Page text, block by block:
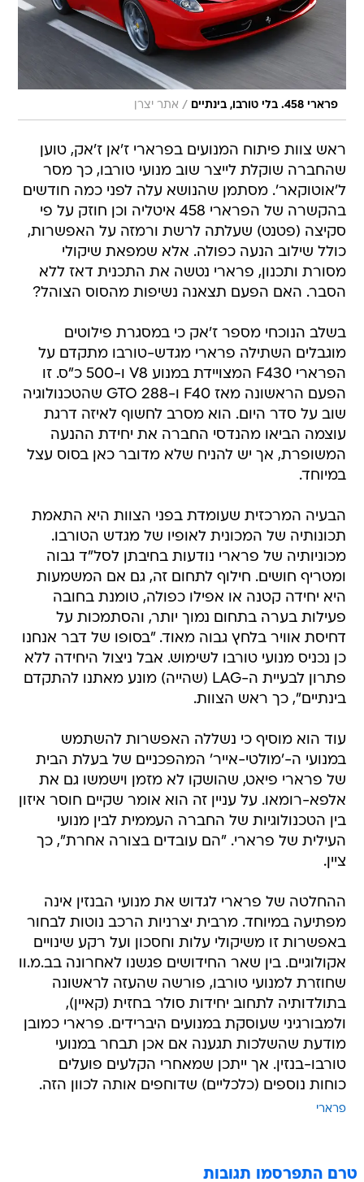
פרארי 458. בלי טורבו, בינתיים / אתר יצרן
ראש צוות פיתוח המנועים בפרארי ז'אן ז'אק, טוען
שהחברה שוקלת לייצר שוב מנועי טורבו, כך מסר
ל'אוטוקאר'. מסתמן שהנושא עלה לפני כמה חודשים
בהקשרה של הפרארי 458 איטליה וכן חוזק על פי
סקיצה (פטנט) שעלתה לרשת ורמזה על האפשרות,
כולל שילוב הנעה כפולה. אלא שמפאת שיקולי
מסורת ותכנון, פרארי נטשה את התכנית דאז ללא
הסבר. האם הפעם תצאנה נשיפות מהסוס הצוהל?
בשלב הנוכחי מספר ז'אק כי במסגרת פילוטים
מוגבלים השתילה פרארי מגדש-טורבו מתקדם על
הפרארי F430 המצויידת במנוע V8 ו-500 כ"ס. זו
הפעם הראשונה מאז F40 ו-288 GTO שהטכנולוגיה
שוב על סדר היום. הוא מסרב לחשוף לאיזה דרגת
עוצמה הביאו מהנדסי החברה את יחידת ההנעה
המשופרת, אך יש להניח שלא מדובר כאן בסוס עצל
במיוחד.
הבעיה המרכזית שעומדת בפני הצוות היא התאמת
תכונותיה של המכונית לאופיו של מגדש הטורבו.
מכוניותיה של פרארי נודעות בחיבתן לסל"ד גבוה
ומטריף חושים. חילוף לתחום זה, גם אם המשמעות
היא יחידה קטנה או אפילו כפולה, טומנת בחובה
פעילות בערה בתחום נמוך יותר, והסתמכות על
דחיסת אוויר בלחץ גבוה מאוד. "בסופו של דבר אנחנו
כן נכניס מנועי טורבו לשימוש. אבל ניצול היחידה ללא
פתרון לבעיית ה-LAG (שהייה) מונע מאתנו להתקדם
בינתיים", כך ראש הצוות.
עוד הוא מוסיף כי נשללה האפשרות להשתמש
במנועי ה-'מולטי-אייר' המהפכניים של בעלת הבית
של פרארי פיאט, שהושקו לא מזמן וישמשו גם את
אלפא-רומאו. על עניין זה הוא אומר שקיים חוסר איזון
בין הטכנולוגיות של החברה העממית לבין מנועי
העילית של פרארי. "הם עובדים בצורה אחרת", כך
ציין.
ההחלטה של פרארי לגדוש את מנועי הבנזין אינה
מפתיעה במיוחד. מרבית יצרניות הרכב נוטות לבחור
באפשרות זו משיקולי עלות וחסכון ועל רקע שינויים
אקולוגיים. בין שאר החידושים פגשנו לאחרונה בב.מ.וו
שחוזרת למנועי טורבו, פורשה שהעזה לראשונה
בתולדותיה לתחוב יחידות סולר בחזית (קאיין),
ולמבורגיני שעוסקת במנועים היברידים. פרארי כמובן
מודעת שהשלכות תגענה אם אכן תבחר במנועי
טורבו-בנזין. אך ייתכן שמאחרי הקלעים פועלים
כוחות נוספים (כלכליים) שדוחפים אותה לכוון הזה.
פרארי
טרם התפרסמו תגובות